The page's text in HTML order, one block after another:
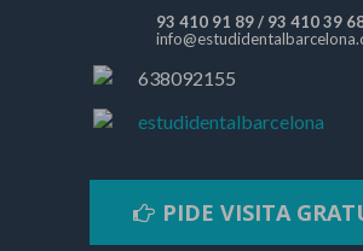
93 410 91 89/ 93 410 39
638092155
estudidentalbarcelona
PIDE VISITA